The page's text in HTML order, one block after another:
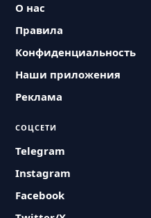
О нас
Правила
Конфиденциальность
Наши приложения
Реклама
СОЦСЕТИ
Telegram
Instagram
Facebook